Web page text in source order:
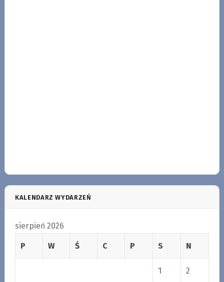
KALENDARZ WYDARZEŃ
sierpień 2026
P W Ś C P S N
1 2